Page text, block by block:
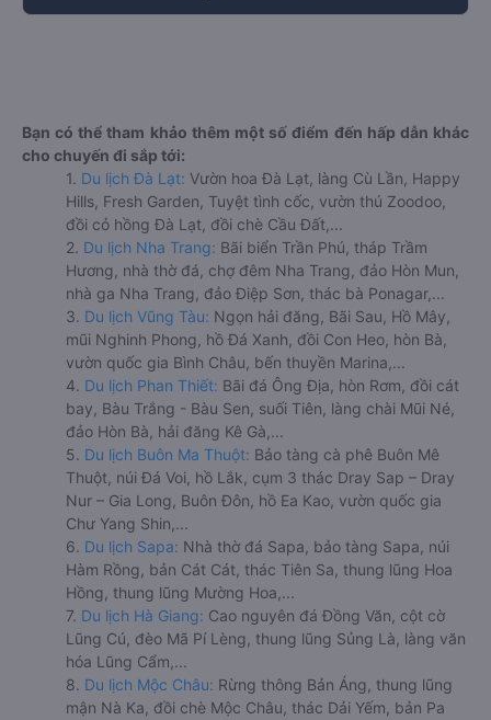
Bạn có thể tham khảo thêm một số điểm đến hấp dẫn khác
cho chuyến đi sắp tới:
1. Du lịch Đà Lạt: Vườn hoa Đà Lạt, làng Cù Lần, Happy
Hills, Fresh Garden, Tuyệt tình cốc, vườn thú Zoodoo,
đồi cỏ hồng Đà Lạt, đồi chè Cầu Đất,...
2. Du lịch Nha Trang: Bãi biển Trần Phú, tháp Trầm
Hương, nhà thờ đá, chợ đêm Nha Trang, đảo Hòn Mun,
nhà ga Nha Trang, đảo Điệp Sơn, thác bà Ponagar,...
3. Du lịch Vũng Tàu: Ngọn hải đăng, Bãi Sau, Hồ Mây,
mũi Nghinh Phong, hồ Đá Xanh, đồi Con Heo, hòn Bà,
vườn quốc gia Bình Châu, bến thuyền Marina,...
4. Du lịch Phan Thiết: Bãi đá Ông Địa, hòn Rơm, đồi cát
bay, Bàu Trắng - Bàu Sen, suối Tiên, làng chài Mũi Né,
đảo Hòn Bà, hải đăng Kê Gà,...
5. Du lịch Buôn Ma Thuột: Bảo tàng cà phê Buôn Mê
Thuột, núi Đá Voi, hồ Lắk, cụm 3 thác Dray Sap – Dray
Nur – Gia Long, Buôn Đôn, hồ Ea Kao, vườn quốc gia
Chư Yang Shin,...
6. Du lịch Sapa: Nhà thờ đá Sapa, bảo tàng Sapa, núi
Hàm Rồng, bản Cát Cát, thác Tiên Sa, thung lũng Hoa
Hồng, thung lũng Mường Hoa,...
7. Du lịch Hà Giang: Cao nguyên đá Đồng Văn, cột cờ
Lũng Cú, đèo Mã Pí Lèng, thung lũng Sủng Là, làng văn
hóa Lũng Cẩm,...
8. Du lịch Mộc Châu: Rừng thông Bản Áng, thung lũng
mận Nà Ka, đồi chè Mộc Châu, thác Dải Yếm, bản Pa